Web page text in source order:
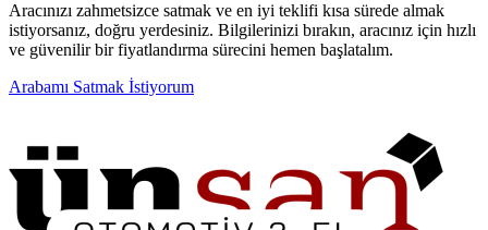
Aracınızı zahmetsizce satmak ve en iyi teklifi kısa sürede almak
istiyorsanız, doğru yerdesiniz. Bilgilerinizi bırakın, aracınız için hızlı
ve güvenilir bir fiyatlandırma sürecini hemen başlatalım.
Arabamı Satmak İstiyorum